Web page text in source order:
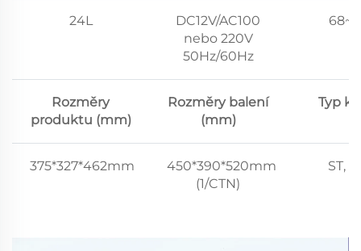
24L
DC12V/AC100
nebo 220V
50Hz/60Hz
Rozměry
produktu (mm)
Rozměry balení
(mm)
Typ
375*327*462mm
450*390*520mm
(1/CTN)
ST,